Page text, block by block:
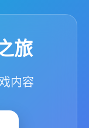
旅
内容